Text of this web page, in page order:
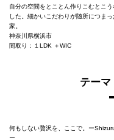
自分の空間をとことん作りこむとこう
した。細かいこだわりが随所につまっ
家。
神奈川県横浜市
間取り：１LDK ＋WIC
テーマ
何もしない贅沢を、ここで。ー
ー